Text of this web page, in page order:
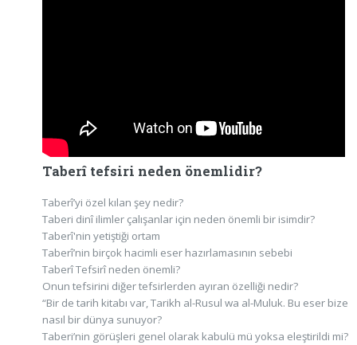
Taberî tefsiri neden önemlidir?
Taberî’yi özel kılan şey nedir?
Taberi dinî ilimler çalışanlar için neden önemli bir isimdir?
Taberî'nin yetiştiği ortam
Taberî’nin birçok hacimli eser hazırlamasının sebebi
Taberî Tefsirî neden önemli?
Onun tefsirini diğer tefsirlerden ayıran özelliği nedir?
“Bir de tarih kitabı var, Tarikh al-Rusul wa al-Muluk. Bu eser bize
nasıl bir dünya sunuyor?
Taberi’nin görüşleri genel olarak kabulü mü yoksa eleştirildi mi?